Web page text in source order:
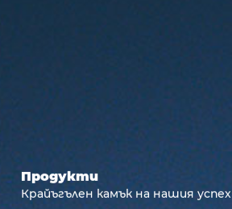
Продукти
Крайъгълен камък на нашия успех